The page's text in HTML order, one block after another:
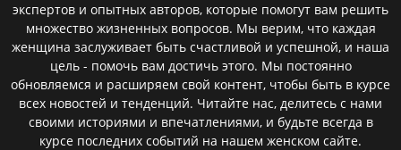
экспертов и опытных авторов, которые помогут вам решить
множество жизненных вопросов. Мы верим, что каждая
женщина заслуживает быть счастливой и успешной, и наша
цель - помочь вам достичь этого. Мы постоянно
обновляемся и расширяем свой контент, чтобы быть в курсе
всех новостей и тенденций. Читайте нас, делитесь с нами
своими историями и впечатлениями, и будьте всегда в
курсе последних событий на нашем женском сайте.